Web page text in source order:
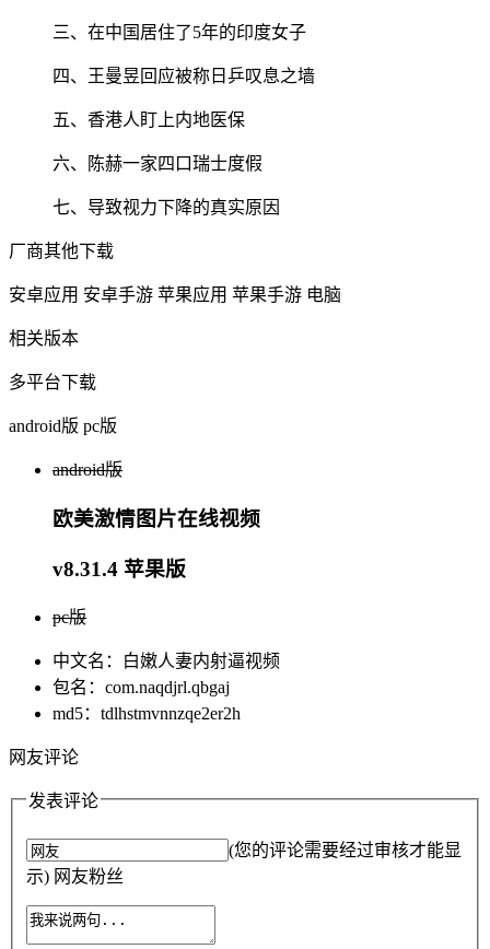
三、在中国居住了5年的印度女子
四、王曼昱回应被称日乒叹息之墙
五、香港人盯上内地医保
六、陈赫一家四口瑞士度假
七、导致视力下降的真实原因
厂商其他下载
安卓应用 安卓手游 苹果应用 苹果手游 电脑
相关版本
多平台下载
android版 pc版
android版
欧美激情图片在线视频
v8.31.4 苹果版
pc版
中文名：白嫩人妻内射逼视频
包名：com.naqdjrl.qbgaj
md5：tdlhstmvnnzqe2er2h
网友评论
发表评论
(您的评论需要经过审核才能显
示) 网友粉丝